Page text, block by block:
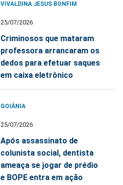
VIVALDINA JESUS BONFIM
25/07/2026
Criminosos que mataram
professora arrancaram os
dedos para efetuar saques
em caixa eletrônico
GOIÂNIA
25/07/2026
Após assassinato de
colunista social, dentista
ameaça se jogar de prédio
e BOPE entra em ação